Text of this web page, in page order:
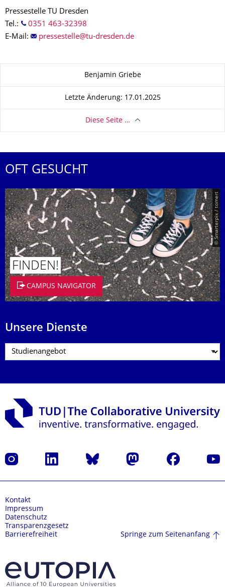
Pressestelle TU Dresden
Tel.:
0351 463-32398
E-Mail:
Benjamin Griebe
Letzte Änderung: 17.01.2025
Diese Seite …
OFT GESUCHT
© Smarterpix / tomert
FINDEN!
CAMPUS NAVIGATOR
Unsere Dienste
Instagram LinkedIn Bluesky Mastodon Facebook
Kontakt
Impressum
Datenschutz
Transparenzgesetz
Barrierefreiheit
Springe zum Seitenanfang